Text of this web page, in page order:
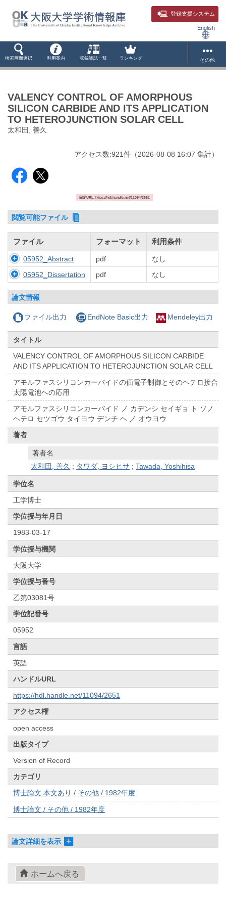
登録支援システム
English
検索画面選択 利用案内 収録雑誌一覧 ランキング その他
VALENCY CONTROL OF AMORPHOUS
SILICON CARBIDE AND ITS APPLICATION
TO HETEROJUNCTION SOLAR CELL
太和田, 善久
アクセス数:921件 （2026-08-08 16:07 集計）
固定URL: https://hdl.handle.net/11094/2651
閲覧可能ファイル
ファイル フォーマット 利用条件
05952_Abstract pdf
なし
05952_Dissertation
pdf なし
論文情報
ファイル出力 EndNote Basic出力 Mendeley出力
タイトル
VALENCY CONTROL OF AMORPHOUS SILICON CARBIDE
AND ITS APPLICATION TO HETEROJUNCTION SOLAR CELL
アモルファスシリコンカーバイドの価電子制御とそのヘテロ接合
太陽電池への応用
アモルファスシリコンカーバイド ノ カデンシ セイギョ ト ソノ
ヘテロ セツゴウ タイヨウ デンチ ヘ ノ オウヨウ
著者
著者名
太和田, 善久 ; タワダ, ヨシヒサ ;Tawada, Yoshihisa
学位名
工学博士
学位授与年月日
1983-03-17
学位授与機関
大阪大学
学位授与番号
乙第03081号
学位記番号
05952
言語
英語
ハンドルURL
https://hdl.handle.net/11094/2651
アクセス権
open access
出版タイプ
Version of Record
カテゴリ
博士論文 本文あり / その他 / 1982年度
博士論文 / その他 / 1982年度
論文詳細を表示
ホームへ戻る